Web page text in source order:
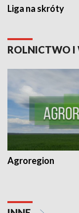
Liga na skróty
ROLNICTWO I
Agroregion